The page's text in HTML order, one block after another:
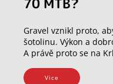
Gravel vznikl proto,
šotolinu. Výkon a
A právě proto se na
Vice